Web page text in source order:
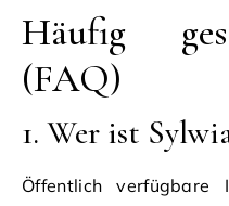
Häufig
(FAQ)
1. Wer ist
Öffentlich verfügbare